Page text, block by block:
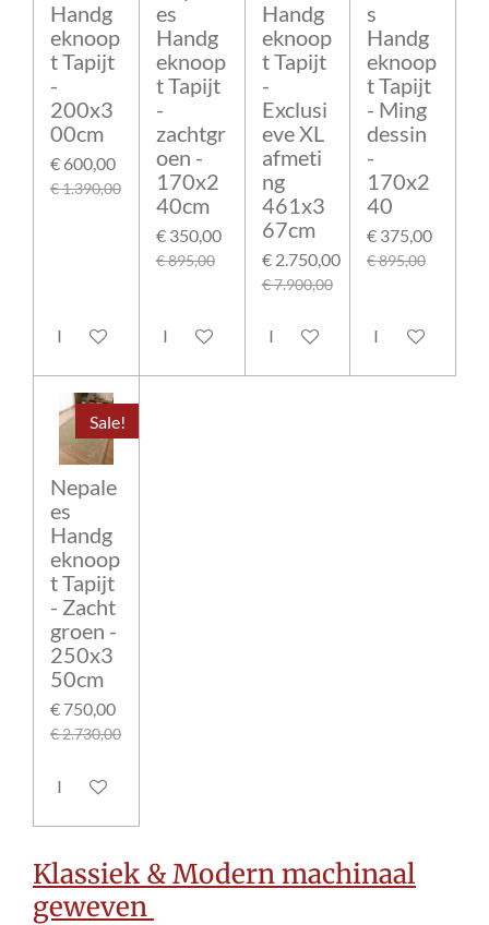
Handg
eknoop
t Tapijt
-
200x3
00cm
€ 600,00
€ 1.390,00
In winkelwagen
es
Handg
eknoop
t Tapijt
-
zachtgr
oen -
170x2
40cm
€ 350,00
€ 895,00
In winkelwagen
Handg
eknoop
t Tapijt
-
Exclusi
eve XL
afmeti
ng
461x3
67cm
€ 2.750,00
€ 7.900,00
In winkelwagen
s
Handg
eknoop
t Tapijt
- Ming
dessin
-
170x2
40
€ 375,00
€ 895,00
In
Sale!
Nepale
es
Handg
eknoop
t Tapijt
- Zacht
groen -
250x3
50cm
€ 750,00
€ 2.730,00
In winkelwagen
Klassiek & Modern machinaal
geweven